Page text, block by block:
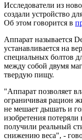
Исследователи из
создали устройство
Об этом говорится в
Аппарат называется
устанавливается на
специальных болтов
между собой двумя
твердую пищу.
"Аппарат позволяет
ограничивая рацион
не мешает дышать и
изобретения потеряли
получили реальный
снижению веса", -